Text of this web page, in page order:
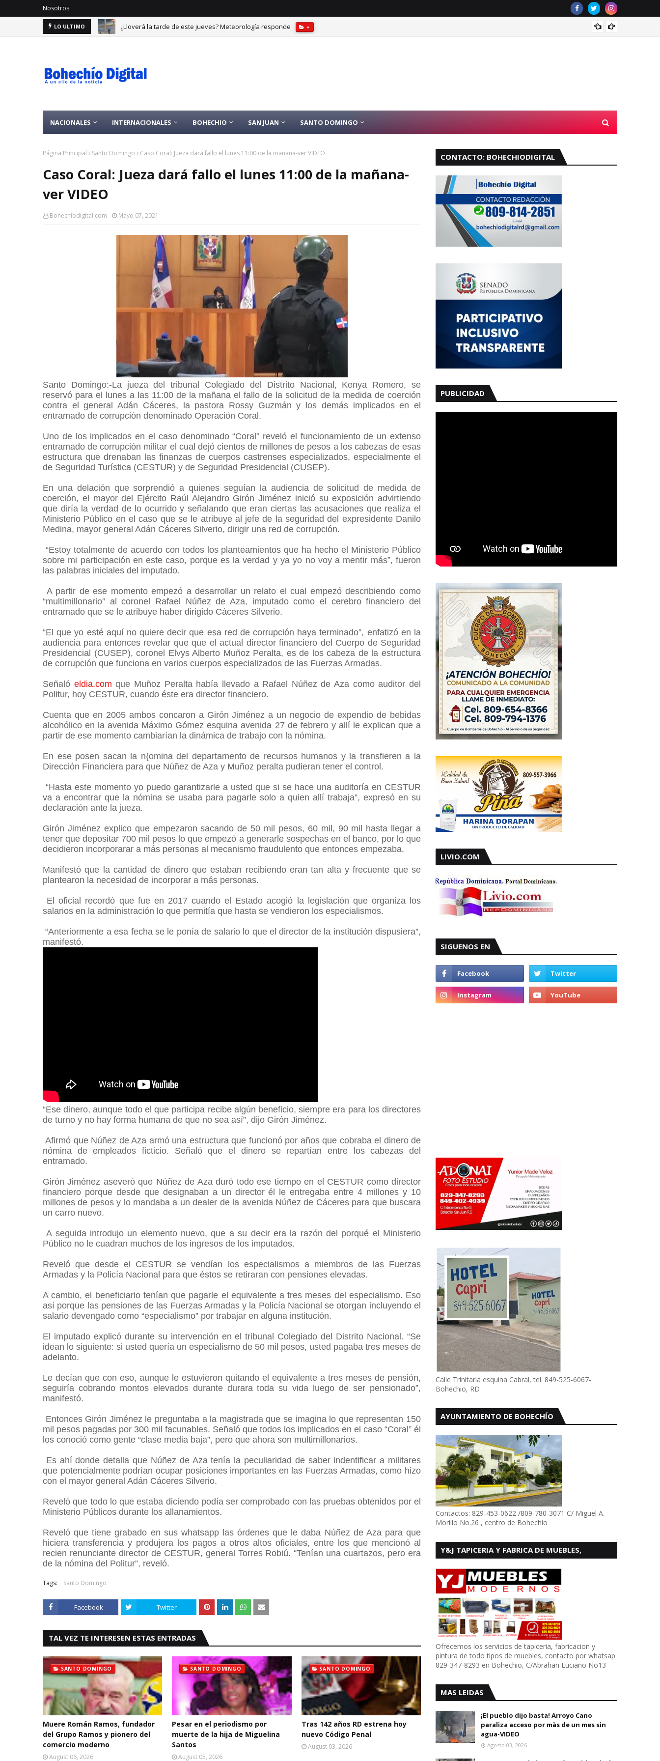
Nosotros
LO ULTIMO ¿Lloverá la tarde de este jueves? Meteorología responde +
NACIONALES INTERNACIONALES BOHECHIO SAN JUAN SANTO DOMINGO
Página Principal Santo Domingo Caso Coral: Jueza dará fallo el lunes 11:00 de la mañana-ver VIDEO
Caso Coral: Jueza dará fallo el lunes 11:00 de la mañana-
ver VIDEO
Bohechiodigital.com Mayo 07, 2021
Santo Domingo:-La jueza del tribunal Colegiado del Distrito Nacional, Kenya Romero, se
reservó para el lunes a las 11:00 de la mañana el fallo de la solicitud de la medida de coerción
contra el general Adán Cáceres, la pastora Rossy Guzmán y los demás implicados en el
entramado de corrupción denominado Operación Coral.
Uno de los implicados en el caso denominado “Coral” reveló el funcionamiento de un extenso
entramado de corrupción militar el cual dejó cientos de millones de pesos a los cabezas de esas
estructura que drenaban las finanzas de cuerpos castrenses especializados, especialmente el
de Seguridad Turística (CESTUR) y de Seguridad Presidencial (CUSEP).
En una delación que sorprendió a quienes seguían la audiencia de solicitud de medida de
coerción, el mayor del Ejército Raúl Alejandro Girón Jiménez inició su exposición advirtiendo
que diría la verdad de lo ocurrido y señalando que eran ciertas las acusaciones que realiza el
Ministerio Público en el caso que se le atribuye al jefe de la seguridad del expresidente Danilo
Medina, mayor general Adán Cáceres Silverio, dirigir una red de corrupción.
“Estoy totalmente de acuerdo con todos los planteamientos que ha hecho el Ministerio Público
sobre mi participación en este caso, porque es la verdad y ya yo no voy a mentir más”, fueron
las palabras iniciales del imputado.
A partir de ese momento empezó a desarrollar un relato el cual empezó describiendo como
“multimillonario” al coronel Rafael Núñez de Aza, imputado como el cerebro financiero del
entramado que se le atribuye haber dirigido Cáceres Silverio.
“El que yo esté aquí no quiere decir que esa red de corrupción haya terminado”, enfatizó en la
audiencia para entonces revelar que que el actual director financiero del Cuerpo de Seguridad
Presidencial (CUSEP), coronel Elvys Alberto Muñoz Peralta, es de los cabeza de la estructura
de corrupción que funciona en varios cuerpos especializados de las Fuerzas Armadas.
Señaló eldia.com que Muñoz Peralta había llevado a Rafael Núñez de Aza como auditor del
Politur, hoy CESTUR, cuando éste era director financiero.
Cuenta que en 2005 ambos concaron a Girón Jiménez a un negocio de expendio de bebidas
alcohólico en la avenida Máximo Gómez esquina avenida 27 de febrero y allí le explican que a
partir de ese momento cambiarían la dinámica de trabajo con la nómina.
En ese posen sacan la n{omina del departamento de recursos humanos y la transfieren a la
Dirección Financiera para que Núñez de Aza y Muñoz peralta pudieran tener el control.
“Hasta este momento yo puedo garantizarle a usted que si se hace una auditoría en CESTUR
va a encontrar que la nómina se usaba para pagarle solo a quien allí trabaja”, expresó en su
declaración ante la jueza.
Girón Jiménez explico que empezaron sacando de 50 mil pesos, 60 mil, 90 mil hasta llegar a
tener que depositar 700 mil pesos lo que empezó a generarle sospechas en el banco, por lo que
decidieron incorporarar a más personas al mecanismo fraudulento que entonces empezaba.
Manifestó que la cantidad de dinero que estaban recibiendo eran tan alta y frecuente que se
plantearon la necesidad de incorporar a más personas.
El oficial recordó que fue en 2017 cuando el Estado acogió la legislación que organiza los
salarios en la administración lo que permitía que hasta se vendieron los especialismos.
“Anteriormente a esa fecha se le ponía de salario lo que el director de la institución dispusiera”,
manifestó.
“Ese dinero, aunque todo el que participa recibe algún beneficio, siempre era para los directores
de turno y no hay forma humana de que no sea así”, dijo Girón Jiménez.
Afirmó que Núñez de Aza armó una estructura que funcionó por años que cobraba el dinero de
nómina de empleados ficticio. Señaló que el dinero se repartían entre los cabezas del
entramado.
Girón Jiménez aseveró que Núñez de Aza duró todo ese tiempo en el CESTUR como director
financiero porque desde que designaban a un director él le entregaba entre 4 millones y 10
millones de pesos y lo mandaba a un dealer de la avenida Núñez de Cáceres para que buscara
un carro nuevo.
A seguida introdujo un elemento nuevo, que a su decir era la razón del porqué el Ministerio
Público no le cuadran muchos de los ingresos de los imputados.
Reveló que desde el CESTUR se vendían los especialismos a miembros de las Fuerzas
Armadas y la Policía Nacional para que éstos se retiraran con pensiones elevadas.
A cambio, el beneficiario tenían que pagarle el equivalente a tres meses del especialismo. Eso
así porque las pensiones de las Fuerzas Armadas y la Policía Nacional se otorgan incluyendo el
salario devengado como “especialismo” por trabajar en alguna institución.
El imputado explicó durante su intervención en el tribunal Colegiado del Distrito Nacional. “Se
idean lo siguiente: si usted quería un especialismo de 50 mil pesos, usted pagaba tres meses de
adelanto.
Le decían que con eso, aunque le estuvieron quitando el equivalente a tres meses de pensión,
seguiría cobrando montos elevados durante durara toda su vida luego de ser pensionado”,
manifestó.
Entonces Girón Jiménez le preguntaba a la magistrada que se imagina lo que representan 150
mil pesos pagadas por 300 mil facunables. Señaló que todos los implicados en el caso “Coral” él
los conoció como gente “clase media baja”, pero que ahora son multimillonarios.
Es ahí donde detalla que Núñez de Aza tenía la peculiaridad de saber indentificar a militares
que potencialmente podrían ocupar posiciones importantes en las Fuerzas Armadas, como hizo
con el mayor general Adán Cáceres Silverio.
Reveló que todo lo que estaba diciendo podía ser comprobado con las pruebas obtenidos por el
Ministerio Públicos durante los allanamientos.
Reveló que tiene grabado en sus whatsapp las órdenes que le daba Núñez de Aza para que
hiciera transferencia y produjera los pagos a otros altos oficiales, entre los que mencionó al
recien renunciante director de CESTUR, general Torres Robiú. “Tenían una cuartazos, pero era
de la nómina del Politur”, reveló.
Tags: Santo Domingo
Facebook Twitter
TAL VEZ TE INTERESEN ESTAS ENTRADAS
SANTO DOMINGO
Muere Román Ramos, fundador
del Grupo Ramos y pionero del
comercio moderno
August 06, 2026
SANTO DOMINGO
Pesar en el periodismo por
muerte de la hija de Miguelina
Santos
August 05, 2026
SANTO DOMINGO
Tras 142 años RD estrena hoy
nuevo Código Penal
August 03, 2026
CONTACTO: BOHECHIODIGITAL
PUBLICIDAD
LIVIO.COM
SIGUENOS EN
Calle Trinitaria esquina Cabral, tel. 849-525-6067-
Bohechio, RD
AYUNTAMIENTO DE BOHECHÍO
Contactos: 829-453-0622 /809-780-3071 C/ Miguel A.
Morillo No.26 , centro de Bohechío
Y&J TAPICERIA Y FABRICA DE MUEBLES,
Ofrecemos los servicios de tapiceria, fabricacion y
pintura de todo tipos de muebles, contacto por whatsap
829-347-8293 en Bohechio, C/Abrahan Luciano No13
MAS LEIDAS
¡El pueblo dijo basta! Arroyo Cano
paraliza acceso por màs de un mes sin
agua-VIDEO
Agosto 03, 2026